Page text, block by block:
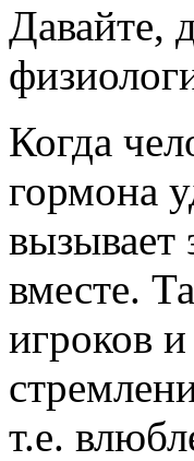
Давайте,
Когда
гормона
вместе.
игроков
т.е.